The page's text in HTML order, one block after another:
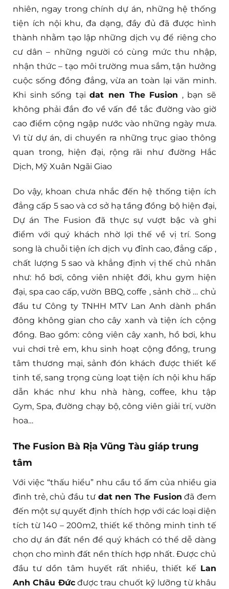
nhiên, ngay trong chính dự án, những hệ thống
tiện ích nội khu, đa dạng, đầy đủ đã được hình
thành nhằm tạo lập những dịch vụ để riêng cho
cư dân – những người có cùng mức thu nhập,
nhận thức – tạo môi trường mua sắm, tận hưởng
cuộc sống đồng đẳng, vừa an toàn lại văn minh.
Khi sinh sống tạidat nen The Fusion , bạn sẽ
không phải đắn đo về vấn đề tắc đường vào giờ
cao điểm cộng ngập nước vào những ngày mưa.
Vì từ dự án, di chuyển ra những trục giao thông
quan trong, hiện đại, rộng rãi như đường Hắc
Dịch, Mỹ Xuân Ngãi Giao
Do vậy, khoan chưa nhắc đến hệ thống tiện ích
đẳng cấp 5 sao và cơ sở hạ tầng đồng bộ hiện đại,
Dự án The Fusion đã thực sự vượt bậc và ghi
điểm với quý khách nhờ lợi thế về vị trí. Song
song là chuỗi tiện ích dịch vụ đỉnh cao, đẳng cấp ,
chất lượng 5 sao và khẳng định vị thế chủ nhân
như: hồ bơi, công viên nhiệt đới, khu gym hiện
đại, spa cao cấp, vườn BBQ, coffe , sảnh chờ … chủ
đầu tư Công ty TNHH MTV Lan Anh dành phần
đông không gian cho cây xanh và tiện ích cộng
đồng. Bao gồm: công viên cây xanh, hồ bơi, khu
vui chơi trẻ em, khu sinh hoạt cộng đồng, trung
tâm thương mại, sảnh đón khách được thiết kế
tinh tế, sang trọng cùng loạt tiện ích nội khu hấp
dẫn khác như khu nhà hàng, coffee, khu tập
Gym, Spa, đường chạy bộ, công viên giải trí, vườn
hoa…
The Fusion Bà Rịa Vũng Tàu giáp trung
tâm
Với việc “thấu hiểu” nhu cầu tổ ấm của nhiều gia
đình trẻ, chủ đầu tư dat nen The Fusion đã đem
đến một sự quyết định thích hợp với các loại diện
tích từ 140 – 200m2, thiết kế thông minh tinh tế
cho dự án đất nền để quý khách có thể dễ dàng
chọn cho mình đất nền thích hợp nhất. Được chủ
đầu tư dồn tâm huyết rất nhiều, thiết kế Lan
Anh Châu Đứcđược trau chuốt kỹ lưỡng từ khâu